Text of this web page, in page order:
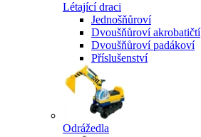
Létající draci
Jednošňůroví
Dvoušňůroví akrobatičtí
Dvoušňůroví padákoví
Příslušenství
Odrážedla